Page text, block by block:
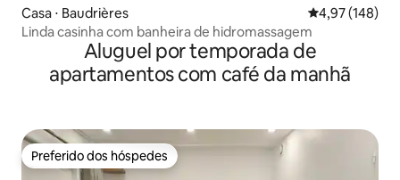
Casa ⋅ Baudrières 4,97 de uma
4,97 (148)
Linda casinha com banheira de hidromassagem
Aluguel por temporada de
apartamentos com café da manhã
Preferido dos hóspedes
Preferido dos hóspedes